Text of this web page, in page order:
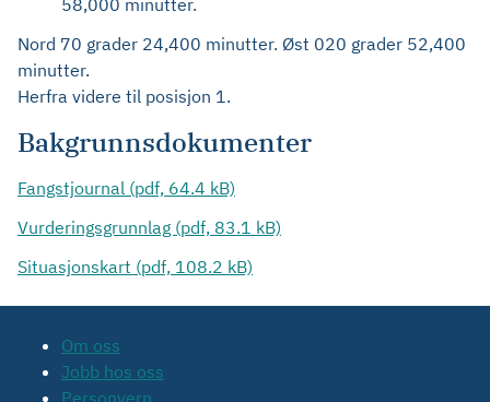
58,000 minutter.
Nord 70 grader 24,400 minutter. Øst 020 grader 52,400
minutter.
Herfra videre til posisjon 1.
Bakgrunnsdokumenter
Fangstjournal (pdf, 64.4 kB)
Vurderingsgrunnlag (pdf, 83.1 kB)
Situasjonskart (pdf, 108.2 kB)
Om oss
Jobb hos oss
Personvern